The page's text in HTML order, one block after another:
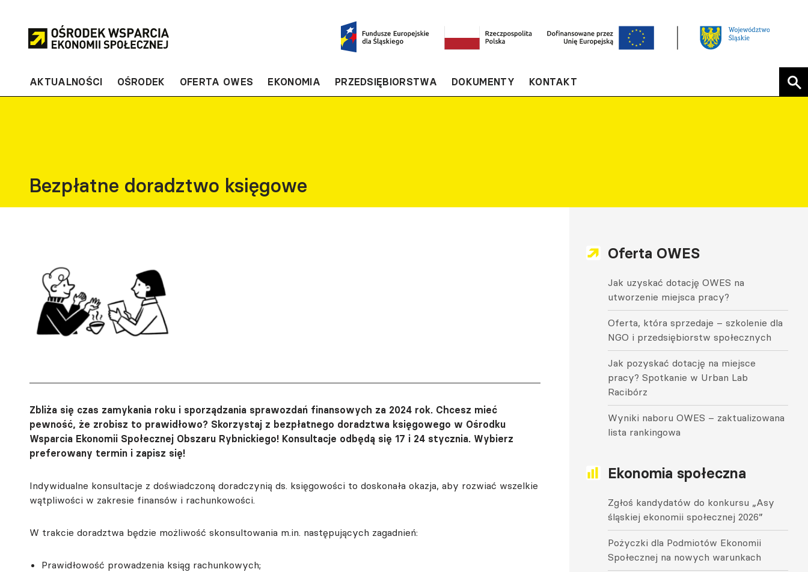
Przejdź
AKTUALNOŚCI
OŚRODEK OFERTA OWES EKONOMIA PRZEDSIĘBIORSTWA DOKUMENTY KONTAKT
Bezpłatne doradztwo księgowe
Zbliża się czas zamykania roku i sporządzania sprawozdań finansowych za 2024 rok. Chcesz mieć
pewność, że zrobisz to prawidłowo? Skorzystaj z bezpłatnego doradztwa księgowego w Ośrodku
Wsparcia Ekonomii Społecznej Obszaru Rybnickiego! Konsultacje odbędą się 17 i 24 stycznia. Wybierz
preferowany termin i zapisz się!
Indywidualne konsultacje z doświadczoną doradczynią ds. księgowości to doskonała okazja, aby rozwiać wszelkie
wątpliwości w zakresie finansów i rachunkowości.
W trakcie doradztwa będzie możliwość skonsultowania m.in. następujących zagadnień:
Prawidłowość prowadzenia ksiąg rachunkowych;
Oferta OWES
Jak uzyskać dotację OWES na
utworzenie miejsca pracy?
Oferta, która sprzedaje – szkolenie dla
NGO i przedsiębiorstw społecznych
Jak pozyskać dotację na miejsce
pracy? Spotkanie w Urban Lab
Racibórz
Wyniki naboru OWES – zaktualizowana
lista rankingowa
Ekonomia społeczna
Zgłoś kandydatów do konkursu „Asy
śląskiej ekonomii społecznej 2026”
Pożyczki dla Podmiotów Ekonomii
Społecznej na nowych warunkach